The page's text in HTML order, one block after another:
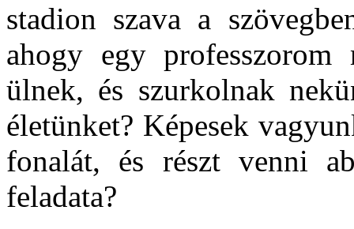
stadion szava a
ahogy egy
ülnek, és szurkolnak
életünket? Képesek
fonalát, és részt venni
feladata?